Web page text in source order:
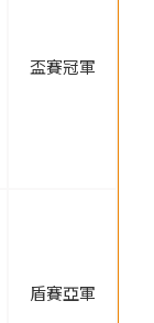
盃賽冠軍
盾賽亞軍